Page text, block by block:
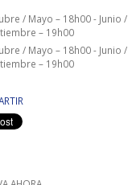
/ Mayo – 18h00 - Junio /
– 19h00
/ Mayo – 18h00 - Junio /
– 19h00